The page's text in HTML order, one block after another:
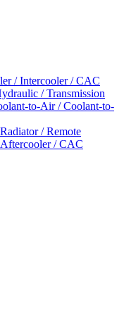
/ Intercooler / CAC
/ Transmission
to-Air / Coolant-to-
/ Remote
/ CAC